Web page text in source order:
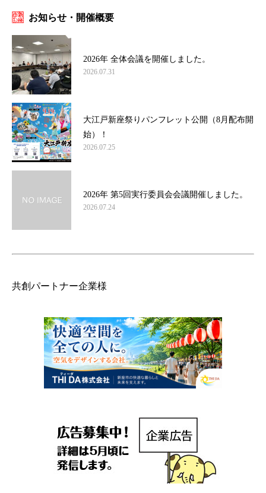
お知らせ・開催概要
2026年 全体会議を開催しました。
2026.07.31
大江戸新座祭りパンフレット公開（8月配布開
始）！
2026.07.25
2026年 第5回実行委員会会議開催しました。
2026.07.24
共創パートナー企業様